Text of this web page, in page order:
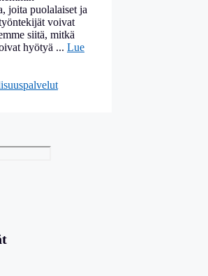
joita puolalaiset ja
voivat
siitä, mitkä
hyötyä ... Lue